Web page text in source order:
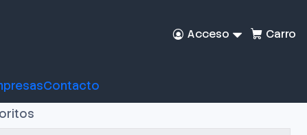
Acceso Carro
Contacto
- Adaptador HDMI
Switch